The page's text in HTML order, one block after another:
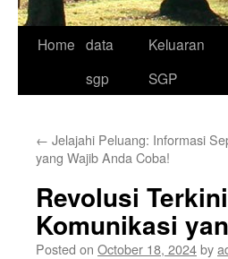
Home data
sgp
Keluaran
SGP
← Jelajahi Peluang: Informasi
yang Wajib Anda Coba!
Revolusi
Komunikasi
Posted on October 18, 2024by